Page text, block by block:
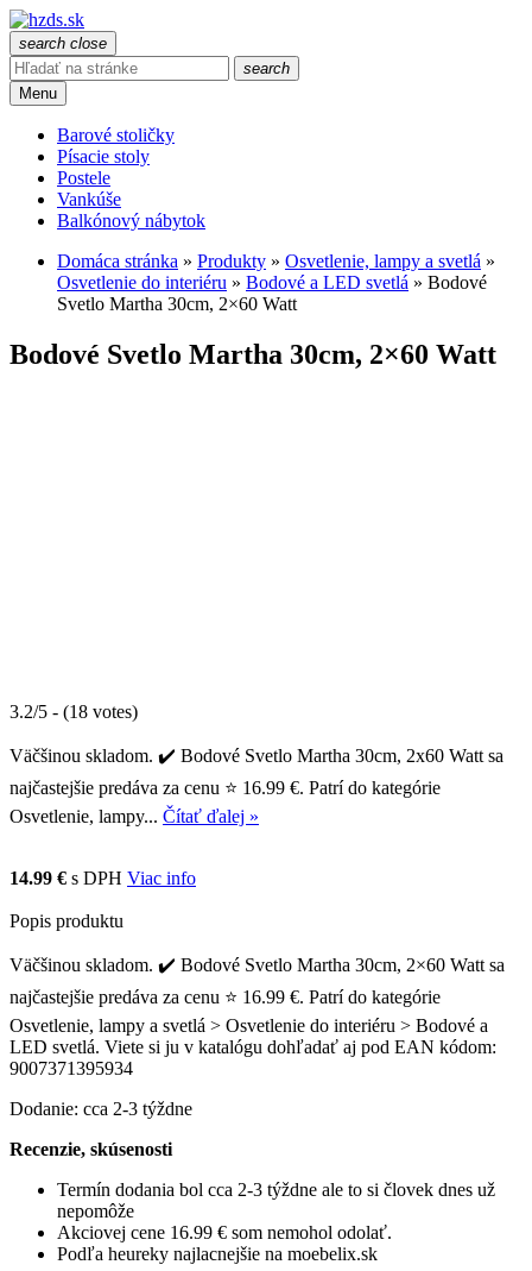
search close
search
Menu
Barové stoličky
Písacie stoly
Postele
Vankúše
Balkónový nábytok
Domáca stránka » Produkty » Osvetlenie, lampy a svetlá »
Osvetlenie do interiéru » Bodové a LED svetlá » Bodové
Svetlo Martha 30cm, 2×60 Watt
Bodové Svetlo Martha 30cm, 2×60 Watt
3.2/5 - (18 votes)
Väčšinou skladom. ✔️ Bodové Svetlo Martha 30cm, 2x60 Watt sa
najčastejšie predáva za cenu ⭐ 16.99 €. Patrí do kategórie
Osvetlenie, lampy... Čítať ďalej »
14.99 € s DPH Viac info
Popis produktu
Väčšinou skladom. ✔️ Bodové Svetlo Martha 30cm, 2×60 Watt sa
najčastejšie predáva za cenu ⭐ 16.99 €. Patrí do kategórie
Osvetlenie, lampy a svetlá > Osvetlenie do interiéru > Bodové a
LED svetlá. Viete si ju v katalógu dohľadať aj pod EAN kódom:
9007371395934
Dodanie: cca 2-3 týždne
Recenzie, skúsenosti
Termín dodania bol cca 2-3 týždne ale to si človek dnes už
nepomôže
Akciovej cene 16.99 € som nemohol odolať.
Podľa heureky najlacnejšie na moebelix.sk